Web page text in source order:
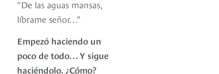
“De las aguas mansas,
líbrame señor…”
Empezó haciendo un
poco de todo… Y sigue
haciéndolo. ¿Cómo?